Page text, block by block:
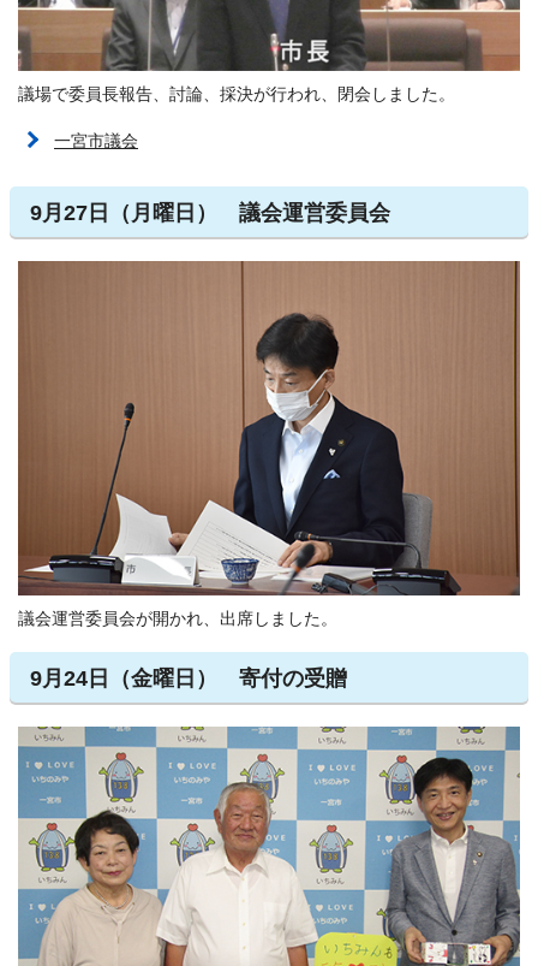
議場で委員長報告、討論、採決が行われ、閉会しました。
一宮市議会
9月27日（月曜日） 議会運営委員会
議会運営委員会が開かれ、出席しました。
9月24日（金曜日） 寄付の受贈